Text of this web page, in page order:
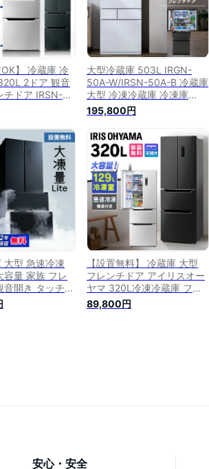
OK】 冷蔵庫 冷
2ドア 観音
チドア IRSN-
庫 2ドア冷蔵
音 節電 省エネ
パクト おしゃれ
族 家電 キッチ
アイリスオー
大型冷蔵庫 503L IRGN-
50A-W/IRSN-50A-B 冷蔵庫
大型 冷凍冷蔵庫 冷凍庫
503l 両開き フレンチドア
観音開き 大容量 温度調節
急速冷凍 自動製氷 霜取り不
要 節電 省エネ アイリスオ
ーヤマ 【設置無料】【代引
き不可】 【HS】
195,800円
大型 急速冷凍
容量 家族 フレ
音開き タッチパ
霜取り不要 節
冷凍冷蔵庫
【設置無料】 冷蔵庫 大型
フレンチドア アイリスオー
ヤマ 320L冷凍冷蔵庫 ファ
ン式 自動霜取り 冷凍室 2段
式 静音 閉め忘れ防止 アラ
89,800円
安心・安全